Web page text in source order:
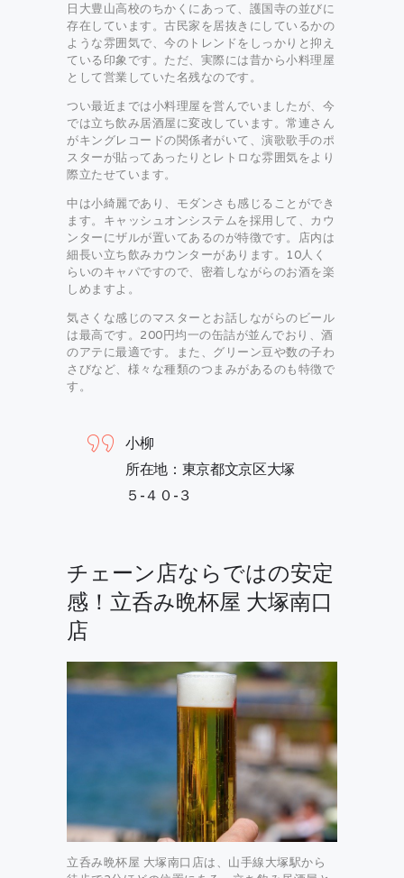
日大豊山高校のちかくにあって、護国寺の並びに
存在しています。古民家を居抜きにしているかの
ような雰囲気で、今のトレンドをしっかりと抑え
ている印象です。ただ、実際には昔から小料理屋
として営業していた名残なのです。
つい最近までは小料理屋を営んでいましたが、今
では立ち飲み居酒屋に変改しています。常連さん
がキングレコードの関係者がいて、演歌歌手のポ
スターが貼ってあったりとレトロな雰囲気をより
際立たせています。
中は小綺麗であり、モダンさも感じることができ
ます。キャッシュオンシステムを採用して、カウ
ンターにザルが置いてあるのが特徴です。店内は
細長い立ち飲みカウンターがあります。10人く
らいのキャパですので、密着しながらのお酒を楽
しめますよ。
気さくな感じのマスターとお話しながらのビール
は最高です。200円均一の缶詰が並んでおり、酒
のアテに最適です。また、グリーン豆や数の子わ
さびなど、様々な種類のつまみがあるのも特徴で
す。
小柳
所在地：東京都文京区大塚
５-４０-３
チェーン店ならではの安定
感！立呑み晩杯屋 大塚南口
店
立呑み晩杯屋 大塚南口店は、山手線大塚駅から